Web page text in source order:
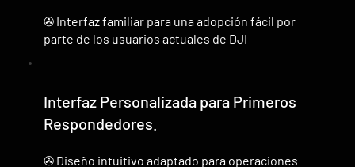
✇ Interfaz familiar para una adopción fácil por
parte de los usuarios actuales de DJI
Interfaz Personalizada para Primeros
Respondedores.
✇ Diseño intuitivo adaptado para operaciones